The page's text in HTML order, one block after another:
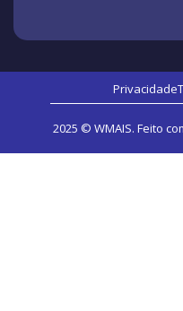
Privacidade
2025 © WMAIS. Feito